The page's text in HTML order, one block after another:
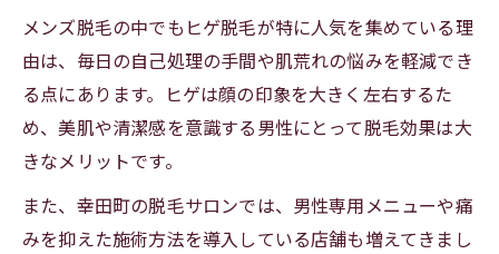
メンズ脱毛の中でもヒゲ脱毛が特に人気を集めている理
由は、毎日の自己処理の手間や肌荒れの悩みを軽減でき
る点にあります。ヒゲは顔の印象を大きく左右するた
め、美肌や清潔感を意識する男性にとって脱毛効果は大
きなメリットです。
また、幸田町の脱毛サロンでは、男性専用メニューや痛
みを抑えた施術方法を導入している店舗も増えてきまし